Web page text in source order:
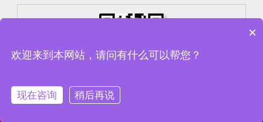
×
欢迎来到本网站，请问有什么可以帮您？
现在咨询 稍后再说